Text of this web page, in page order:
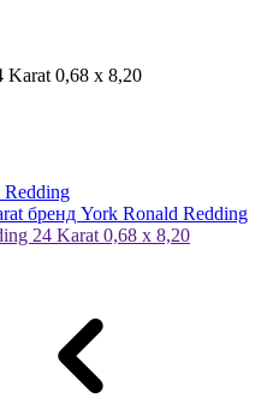
Karat 0,68 х 8,20
бренд York Ronald Redding
24 Karat 0,68 х 8,20